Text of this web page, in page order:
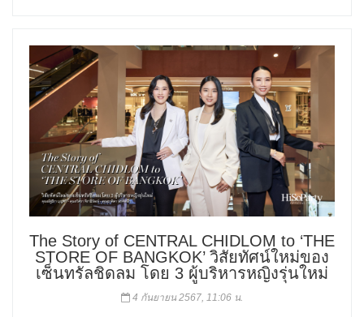
The Story of CENTRAL CHIDLOM to ‘THE
STORE OF BANGKOK’ วิสัยทัศน์ใหม่ของ
เซ็นทรัลชิดลม โดย 3 ผู้บริหารหญิงรุ่นใหม่
4 กันยายน 2567, 11:06 น.